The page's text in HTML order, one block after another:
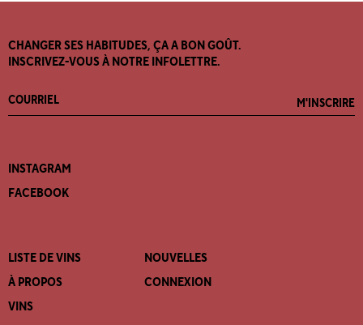
CHANGER SES HABITUDES, ÇA A BON GOÛT.
INSCRIVEZ-VOUS À NOTRE INFOLETTRE.
M'INSCRIRE
INSTAGRAM
FACEBOOK
LISTE DE VINS
À PROPOS
VINS
NOUVELLES
CONNEXION